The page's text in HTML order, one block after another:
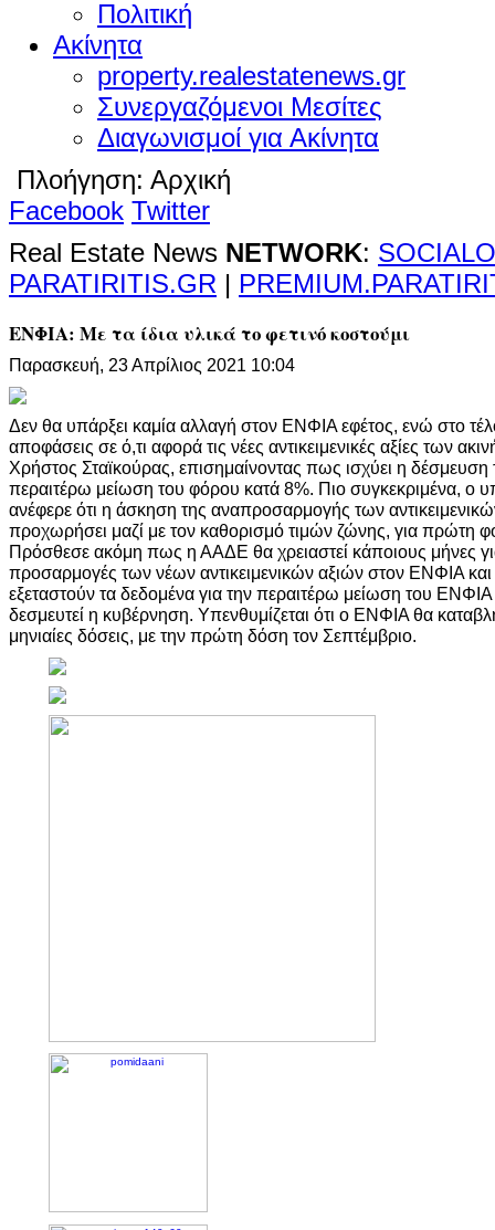
Πολιτική
Ακίνητα
property.realestatenews.gr
Συνεργαζόμενοι Μεσίτες
Διαγωνισμοί για Ακίνητα
Πλοήγηση: Αρχική
Facebook Twitter
Real Estate News NETWORK:
PARATIRITIS.GR |
ΕΝΦΙΑ: Με τα ίδια υλικά το φετινό κοστούμι
Παρασκευή, 23 Απρίλιος 2021 10:04
Δεν θα υπάρξει καμία αλλαγή στον ΕΝΦΙΑ εφέτος, ενώ στο
αποφάσεις σε ό,τι αφορά τις νέες αντικειμενικές αξίες των
Χρήστος Σταϊκούρας, επισημαίνοντας πως ισχύει η δέσμευση
περαιτέρω μείωση του φόρου κατά 8%. Πιο συγκεκριμένα, ο
ανέφερε ότι η άσκηση της αναπροσαρμογής των
προχωρήσει μαζί με τον καθορισμό τιμών ζώνης, για πρώτη
Πρόσθεσε ακόμη πως η ΑΑΔΕ θα χρειαστεί κάποιους μήνες για
προσαρμογές των νέων αντικειμενικών αξιών στον ΕΝΦΙΑ και
εξεταστούν τα δεδομένα για την περαιτέρω μείωση του ΕΝΦΙΑ
δεσμευτεί η κυβέρνηση. Υπενθυμίζεται ότι ο ΕΝΦΙΑ θα
μηνιαίες δόσεις, με την πρώτη δόση τον Σεπτέμβριο.